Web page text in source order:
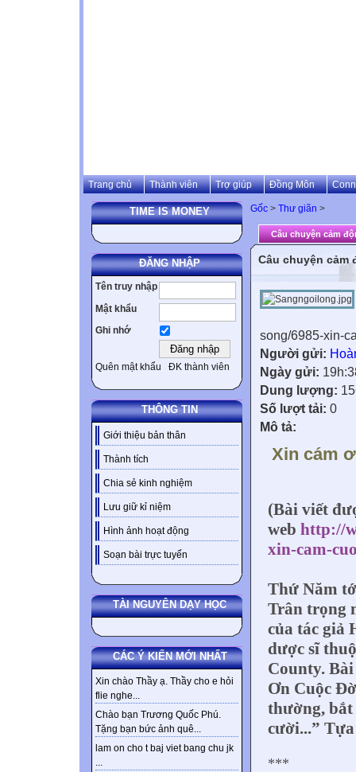
Trang chủ Thành viên Trợ giúp Đồng Môn
TIME IS MONEY
ĐĂNG NHẬP
Tên truy nhập
Mật khẩu
Ghi nhớ
Quên mật khẩu ĐK thành viên
THÔNG TIN
Giới thiệu bản thân
Thành tích
Chia sẻ kinh nghiệm
Lưu giữ kỉ niệm
Hình ảnh hoạt động
Soạn bài trực tuyến
TÀI NGUYÊN DẠY HỌC
CÁC Ý KIẾN MỚI NHẤT
Xin chào Thầy ạ. Thầy cho e hỏi
flie nghe...
Chào bạn Trương Quốc Phú.
Tặng bạn bức ảnh quê...
lam on cho t baj viet bang chu jk
...
Gốc > Thư giãn >
Câu chuyện cảm
Câu chuyện cảm
song/6985-xin-
Người gửi:
Ngày gửi:
Dung lượng:
Số lượt tải: 0
Mô tả:
Xin cám
(Bài viết
web http://
xin-cam-
Thứ Năm
Trân trọng
của tác giả
dược sĩ
County.
Ơn Cuộc
thường,
cười...”
***